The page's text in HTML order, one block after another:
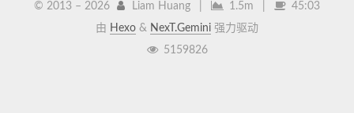
© 2013 – 2026 Liam Huang 1.5m
45:03
由 Hexo & NexT.Gemini 强力驱动
5159826